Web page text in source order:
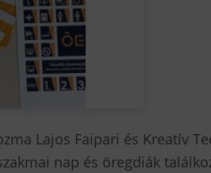
Lajos Faipari és Kreatív
nap és öregdiák